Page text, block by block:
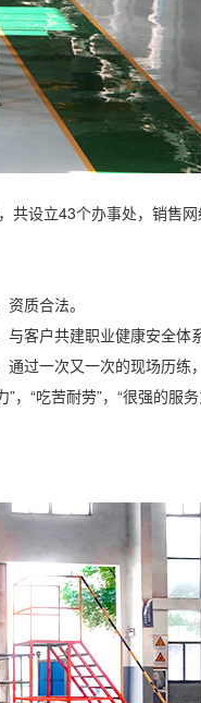
设立43个办事处，销售
质合法。
客户共建职业健康安全体系
过一次又一次的现场历练
“吃苦耐劳”，“很强的服务